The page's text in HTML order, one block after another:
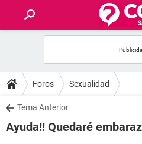
FOROS
SALUD
FAMILIA
Foros Sexualidad
Tema Anterior
Ayuda!! Quedaré